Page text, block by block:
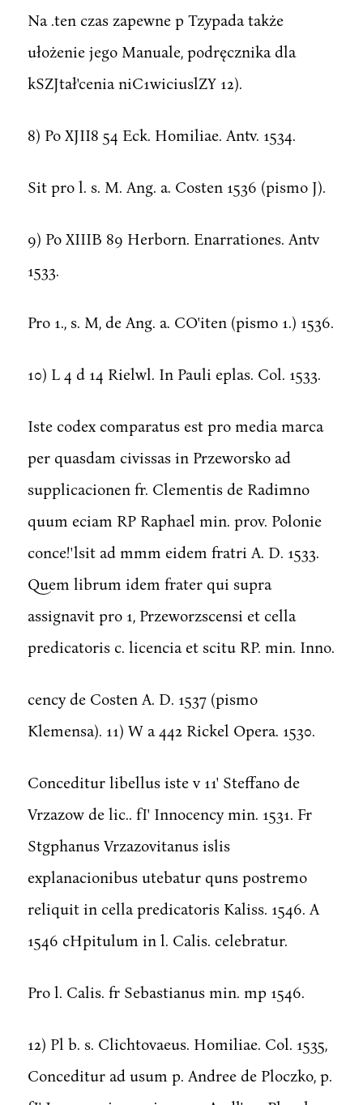
Na .ten czas zapewne p Tzypada także
ułożenie jego Manuale, podręcznika dla
kSZJtał'cenia niC1wiciuslZY 12).
8) Po XJII8 54 Eck. Homiliae. Antv. 1534.
Sit pro l. s. M. Ang. a. Costen 1536 (pismo J).
9) Po XIIIB 89 Herborn. Enarrationes. Antv
1533.
Pro 1., s. M, de Ang. a. CO'iten (pismo 1.) 1536.
10) L 4 d 14 Rielwl. In Pauli eplas. Col. 1533.
Iste codex comparatus est pro media marca
per quasdam civissas in Przeworsko ad
supplicacionen fr. Clementis de Radimno
quum eciam RP Raphael min. prov. Polonie
conce!'lsit ad mmm eidem fratri A. D. 1533.
Quem librum idem frater qui supra
assignavit pro 1, Przeworzscensi et cella
predicatoris c. licencia et scitu RP. min. Inno.
cency de Costen A. D. 1537 (pismo
Klemensa). 11) W a 442 Rickel Opera. 1530.
Conceditur libellus iste v 11' Steffano de
Vrzazow de lic.. fI' Innocency min. 1531. Fr
Stgphanus Vrzazovitanus islis
explanacionibus utebatur quns postremo
reliquit in cella predicatoris Kaliss. 1546. A
1546 cHpitulum in l. Calis. celebratur.
Pro l. Calis. fr Sebastianus min. mp 1546.
12) Pl b. s. Clichtovaeus. Homiliae. Col. 1535,
Conceditur ad usum p. Andree de Ploczko, p.